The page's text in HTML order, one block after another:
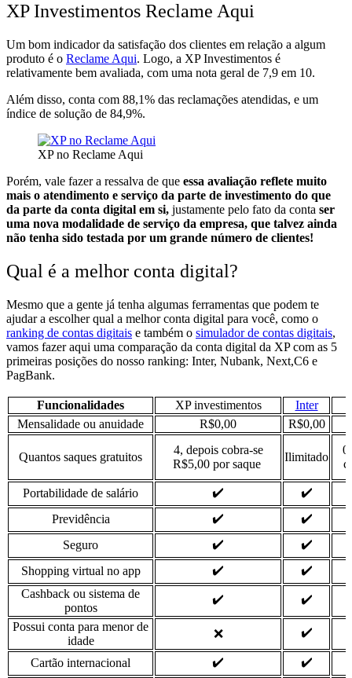
XP Investimentos Reclame Aqui
Um bom indicador da satisfação dos clientes em relação a algum
produto é o Reclame Aqui. Logo, a XP Investimentos é
relativamente bem avaliada, com uma nota geral de 7,9 em 10.
Além disso, conta com 88,1% das reclamações atendidas, e um
índice de solução de 84,9%.
XP no Reclame Aqui
Porém, vale fazer a ressalva de que essa avaliação reflete muito
mais o atendimento e serviço da parte de investimento do que
da parte da conta digital em si, justamente pelo fato da conta ser
uma nova modalidade de serviço da empresa, que talvez ainda
não tenha sido testada por um grande número de clientes!
Qual é a melhor conta digital?
Mesmo que a gente já tenha algumas ferramentas que podem te
ajudar a escolher qual a melhor conta digital para você, como o
ranking de contas digitais e também o simulador de contas digitais,
vamos fazer aqui uma comparação da conta digital da XP com as 5
primeiras posições do nosso ranking: Inter, Nubank, Next,C6 e
PagBank.
Funcionalidades XP investimentos
Inter
Mensalidade ou anuidade
R$0,00 R$0,00
Quantos saques gratuitos
4, depois cobra-se
R$5,00 por saque
Ilimitado
Portabilidade de salário ✔️
✔️
Previdência
✔️
✔️
Seguro
✔️
✔️
Shopping virtual no app
✔️
✔️
Cashback ou sistema de
pontos
✔️ ✔️
Possui conta para menor de
idade
❌ ✔️
Cartão internacional ✔️
✔️